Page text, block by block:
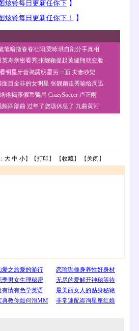
笔暗指春春壮阳 梁咏琪自剖分手真相
英寿亲密看秀张靓颖提起黄健翔就变脸
看明星牙齿揭露明星另一面 夫妻吵架
面目全非的女明星 张靓颖走秀输给周迅
锵锵揭露假币骗局 CrazySoccer 卢正雨
频四部曲 过年了您该休息了 九曲黄河
大 中 小】【打印 】 【收藏】 【 关闭 】